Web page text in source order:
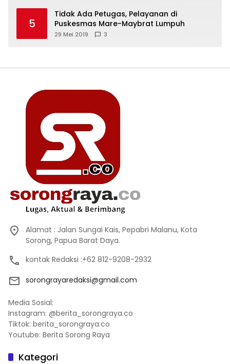
5
Tidak Ada Petugas, Pelayanan di
Puskesmas Mare-Maybrat Lumpuh
29 Mei 2019 3
Alamat : Jalan Sungai Kais, Pepabri Malanu, Kota
Sorong, Papua Barat Daya.
kontak Redaksi :+62 812-9208-2932
sorongrayaredaksi@gmail.com
Media Sosial:
Instagram: @berita_sorongraya.co
Tiktok: berita_sorongraya.co
Youtube: Berita Sorong Raya
Kategori